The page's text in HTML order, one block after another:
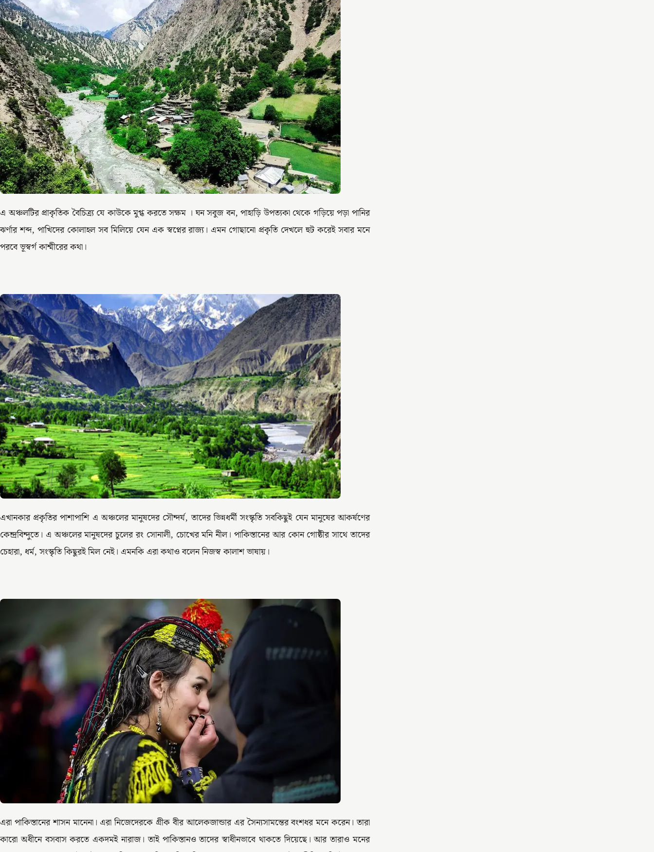
এ অঞ্চলটির প্রাকৃতিক বৈচিত্র্য যে কাউকে মুগ্ধ করতে সক্ষম । ঘন সবুজ বন, পাহাড়ি উপত্যকা থেকে গড়িয়ে পড়া পানির
ঝর্ণার শব্দ, পাখিদের কোলাহল সব মিলিয়ে যেন এক স্বপ্নের রাজ্য। এমন গোছানো প্রকৃতি দেখলে হুট করেই সবার মনে
পরবে ভূস্বর্গ কাশ্মীরের কথা।
এখানকার প্রকৃতির পাশাপাশি এ অঞ্চলের মানুষদের সৌন্দর্য, তাদের ভিন্নধর্মী সংস্কৃতি সবকিছুই যেন মানুষের আকর্ষণের
কেন্দ্রবিন্দুতে। এ অঞ্চলের মানুষদের চুলের রং সোনালী, চোখের মনি নীল। পাকিস্তানের আর কোন গোষ্ঠীর সাথে তাদের
চেহারা, ধর্ম, সংস্কৃতি কিছুরই মিল নেই। এমনকি এরা কথাও বলেন নিজস্ব কালাশ ভাষায়।
এরা পাকিস্তানের শাসন মানেনা। এরা নিজেদেরকে গ্রীক বীর আলেকজান্ডার এর সৈন্যসামন্তের বংশধর মনে করেন। তারা
কারো অধীনে বসবাস করতে একদমই নারাজ। তাই পাকিস্তানও তাদের স্বাধীনভাবে থাকতে দিয়েছে। আর তারাও মনের